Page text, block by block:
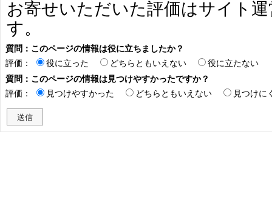
お寄せいただいた評価はサイト
す。
質問：このページの情報は役に立ちましたか？
評価：
役に立った どちらともいえない
役に立たない
質問：このページの情報は見つけやすかったですか？
評価：
見つけやすかった どちらともいえない 見つけに